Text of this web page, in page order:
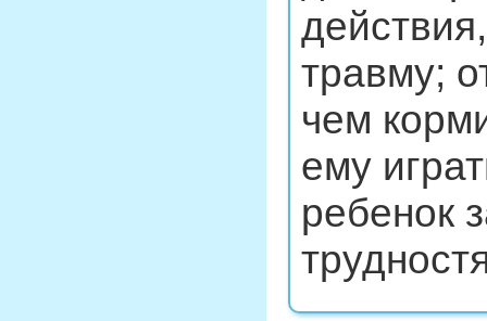
травму;
чем
ему
ребенок